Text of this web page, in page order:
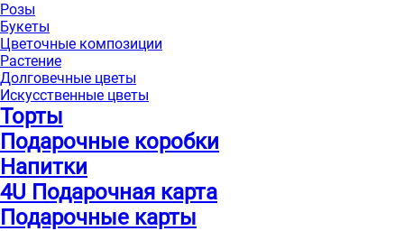
Розы
Букеты
Цветочные композиции
Растение
Долговечные цветы
Искусственные цветы
Торты
Подарочные коробки
Напитки
4U Подарочная карта
Подарочные карты